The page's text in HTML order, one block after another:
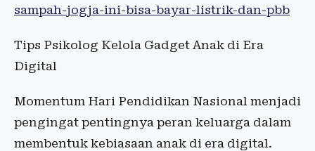
sampah-jogja-ini-bisa-bayar-listrik-dan-pbb
Tips Psikolog Kelola Gadget Anak di Era
Digital
Momentum Hari Pendidikan Nasional menjadi
pengingat pentingnya peran keluarga dalam
membentuk kebiasaan anak di era digital.